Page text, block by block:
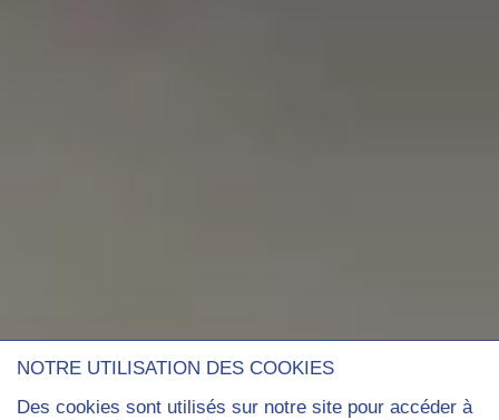
NOTRE UTILISATION DES COOKIES
Des cookies sont utilisés sur notre site pour accéder à